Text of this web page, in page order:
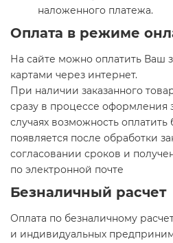
наложенного платежа.
Оплата в режиме
На сайте можно оплатить Ваш
картами через интернет.
При наличии заказанного
сразу в процессе оформления
случаях возможность оплатить
появляется после обработки
согласовании сроков и
по электронной почте
Безналичный расчет
Оплата по безналичному
и индивидуальных